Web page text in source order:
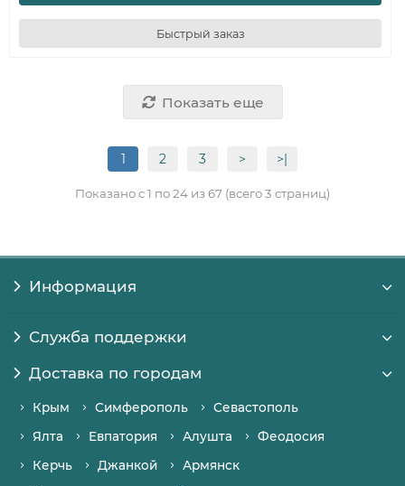
Быстрый заказ
Показать еще
1 2 3 > >|
Показано с 1 по 24 из 67 (всего 3 страниц)
Информация
Служба поддержки
Доставка по городам
Крым Симферополь
Севастополь
Ялта
Евпатория Алушта
Феодосия
Керчь
Джанкой
Армянск